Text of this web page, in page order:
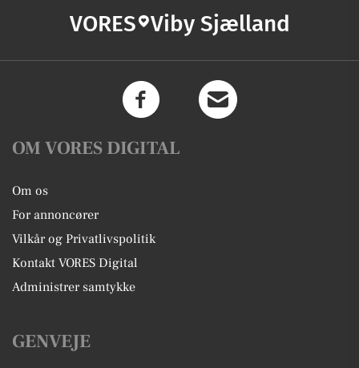
VORES Viby Sjælland
OM VORES DIGITAL
Om os
For annoncører
Vilkår og Privatlivspolitik
Kontakt VORES Digital
Administrer samtykke
GENVEJE